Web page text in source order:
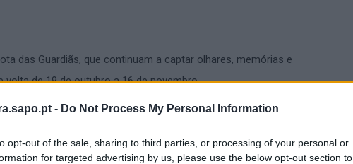
- Do Not Process My Personal Information
opt-out of the sale, sharing to third parties, or processing of your personal or
for targeted advertising by us, please use the below opt-out section to
das Guardiãs, que continuam a captar olhares, memórias e
volta de 19 de outubro a 16 de novembro.
ainda restam três oportunidades para descobrir as árvores e